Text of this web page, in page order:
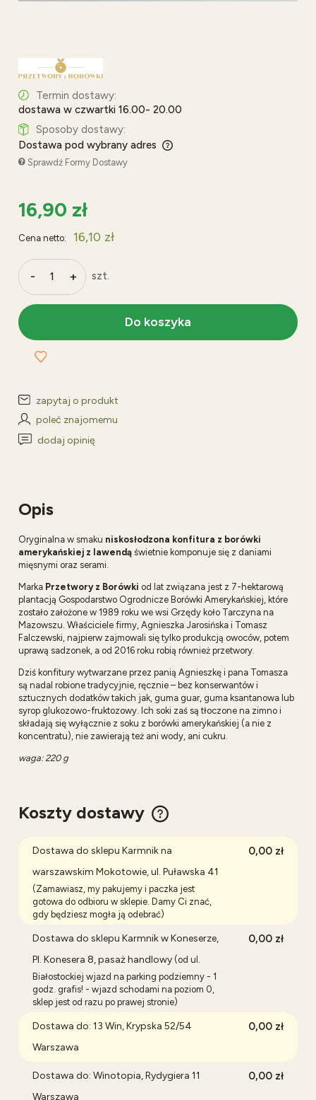
Termin dostawy:
dostawa w czwartki 16.00- 20.00
Sposoby dostawy:
Dostawa pod wybrany adres
Cena nie zawiera ewentualnych kosztów płatności
Sprawdź Formy Dostawy
16,90 zł
Cena netto: 16,10 zł
- + szt.
Do koszyka
zapytaj o produkt
poleć znajomemu
dodaj opinię
Opis
Oryginalna w smaku niskosłodzona konfitura z borówki
amerykańskiej z lawendą świetnie komponuje się z daniami
mięsnymi oraz serami.
Marka Przetwory z Borówki od lat związana jest z 7-hektarową
plantacją Gospodarstwo Ogrodnicze Borówki Amerykańskiej, które
zostało założone w 1989 roku we wsi Grzędy koło Tarczyna na
Mazowszu. Właściciele firmy, Agnieszka Jarosińska i Tomasz
Falczewski, najpierw zajmowali się tylko produkcją owoców, potem
uprawą sadzonek, a od 2016 roku robią również przetwory.
Dziś konfitury wytwarzane przez panią Agnieszkę i pana Tomasza
są nadal robione tradycyjnie, ręcznie – bez konserwantów i
sztucznych dodatków takich jak, guma guar, guma ksantanowa lub
syrop glukozowo-fruktozowy. Ich soki zaś są tłoczone na zimno i
składają się wyłącznie z soku z borówki amerykańskiej (a nie z
koncentratu), nie zawierają też ani wody, ani cukru.
waga: 220 g
Koszty dostawy
Cena nie zawiera ewentualnych kosztów płatności
Dostawa do sklepu Karmnik na
warszawskim Mokotowie, ul. Puławska 41
(Zamawiasz, my pakujemy i paczka jest
gotowa do odbioru w sklepie. Damy Ci znać,
gdy będziesz mogła ją odebrać)
0,00 zł
Dostawa do sklepu Karmnik w Koneserze,
Pl. Konesera 8, pasaż handlowy (od ul.
Białostockiej wjazd na parking podziemny - 1
godz. grafis! - wjazd schodami na poziom 0,
sklep jest od razu po prawej stronie)
0,00 zł
Dostawa do: 13 Win, Krypska 52/54
Warszawa
0,00 zł
Dostawa do: Winotopia, Rydygiera 11
Warszawa
0,00 zł